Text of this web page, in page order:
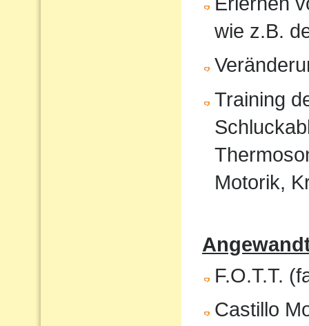
wie z.B.
Training
Motorik,
F.O.T.T.
Castillo